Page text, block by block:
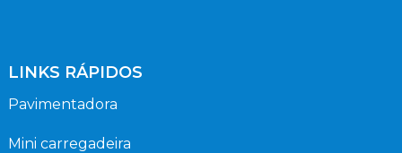
LINKS RÁPIDOS
Pavimentadora
Mini carregadeira